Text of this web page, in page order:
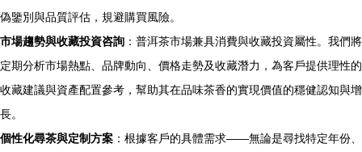
偽鑒別與品質評估，規避購買風險。
市場趨勢與收藏投資咨詢 ：普洱茶市場兼具消費與收藏投資屬性。我們將
定期分析市場熱點、品牌動向、價格走勢及收藏潛力，為客戶提供理性的
收藏建議與資產配置參考，幫助其在品味茶香的實現價值的穩健認知與增
長。
個性化尋茶與定制方案 ：根據客戶的具體需求——無論是尋找特定年份、